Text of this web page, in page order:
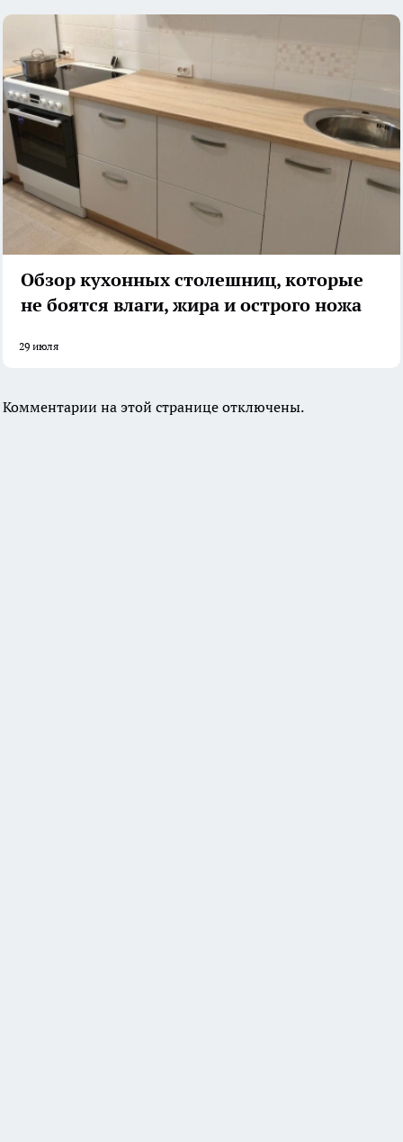
Обзор кухонных столешниц, которые
не боятся влаги, жира и острого ножа
29 июля
Комментарии на этой странице отключены.